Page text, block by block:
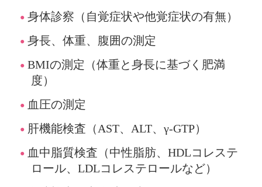
身体診察（自覚症状や他覚症状の有無）
身長、体重、腹囲の測定
BMIの測定（体重と身長に基づく肥満
度）
血圧の測定
肝機能検査（AST、ALT、γ-GTP）
血中脂質検査（中性脂肪、HDLコレステ
ロール、LDLコレステロールなど）